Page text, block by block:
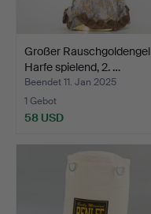
Großer Rauschgoldengel
Harfe spielend, 2. …
Beendet 11. Jan 2025
1 Gebot
58 USD